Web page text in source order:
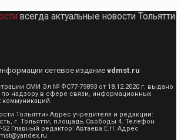
всегда актуальные новости Тольятти
сетевое издание vdmst.ru
СМИ Эл № ФС77-79893 от 18.12.2020 г. выдано
надзору в сфере связи, информационных
коммуникаций.
Тольятти» Адрес учредителя и редакции:
г. Тольятти, площадь Свободы 4. Телефон
52 Главный редактор: Автаева Е.Н. Адрес